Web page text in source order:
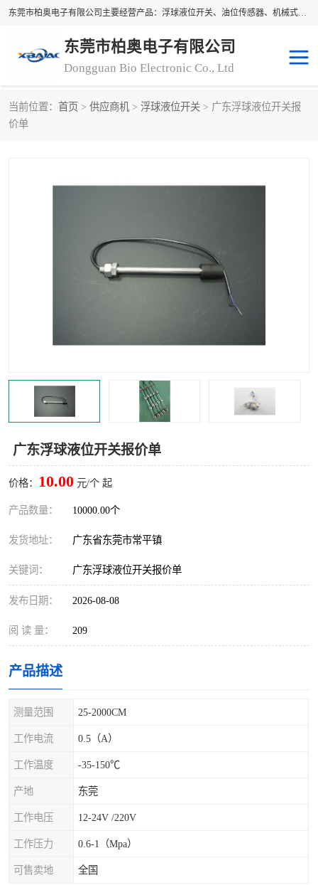
东莞市柏奥电子有限公司主要经营产品：浮球液位开关、油位传感器、机械式油表、浮球液位计、水位控制浮球阀、料位开关，水流开关、油水位控制配套仪表等。柏奥电子，您可信赖的合作伙伴
东莞市柏奥电子有限公司
Dongguan Bio Electronic Co., Ltd
当前位置： 首页 > 供应商机 > 浮球液位开关 > 广东浮球液位开关报
价单
广东浮球液位开关报价单
价格： 10.00 元/个 起
产品数量： 10000.00个
发货地址： 广东省东莞市常平镇
关键词： 广东浮球液位开关报价单
发布日期： 2026-08-08
阅 读 量： 209
产品描述
测量范围 25-2000CM
工作电流 0.5（A）
工作温度 -35-150℃
产地 东莞
工作电压 12-24V /220V
工作压力 0.6-1（Mpa）
可售卖地 全国
浮球液位开关
磁翻板液位计 转速表